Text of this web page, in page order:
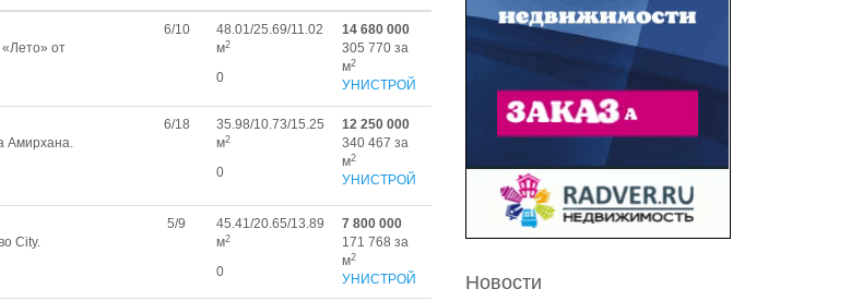
от
6/10
48.01/25.69/11.02
м2
0
14 680 000
305 770 за
м2
УНИСТРОЙ
Амирхана.
6/18
35.98/10.73/15.25
м2
0
12 250 000
340 467 за
м2
УНИСТРОЙ
City.
5/9
45.41/20.65/13.89
м2
0
7 800 000
171 768 за
м2
УНИСТРОЙ Новости